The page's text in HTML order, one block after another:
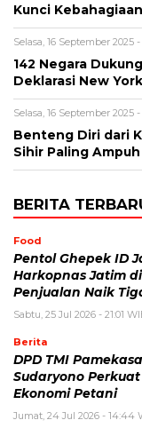
Kunci
Selasa, 16 September 2025 -
142 Negara
Deklarasi New York
Selasa, 16 September 2025 -
Benteng Diri dari
Sihir Paling
BERITA
Food
Pentol Ghepek ID
Harkopnas Jatim
Penjualan Naik
Sabtu, 25 Jul 2026 - 21:01
Berita
DPD TMI
Sudaryono Perkuat
Ekonomi Petani
Jumat, 24 Jul 2026 - 14:44